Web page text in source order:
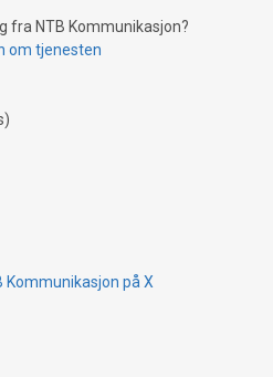
fra NTB Kommunikasjon?
om tjenesten
Kommunikasjon på X